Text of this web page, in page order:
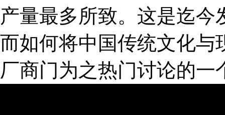
产量最多所致。这是迄
而如何将中国传统文化与
厂商门为之热门讨论的一